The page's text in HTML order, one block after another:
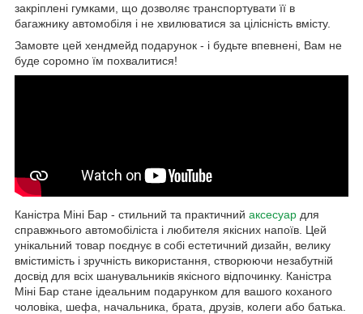
закріплені гумками, що дозволяє транспортувати її в
багажнику автомобіля і не хвилюватися за цілісність вмісту.
Замовте цей хендмейд подарунок - і будьте впевнені, Вам не
буде соромно їм похвалитися!
Каністра Міні Бар - стильний та практичний аксесуар для
справжнього автомобіліста і любителя якісних напоїв. Цей
унікальний товар поєднує в собі естетичний дизайн, велику
вмістимість і зручність використання, створюючи незабутній
досвід для всіх шанувальників якісного відпочинку. Каністра
Міні Бар стане ідеальним подарунком для вашого коханого
чоловіка, шефа, начальника, брата, друзів, колеги або батька.